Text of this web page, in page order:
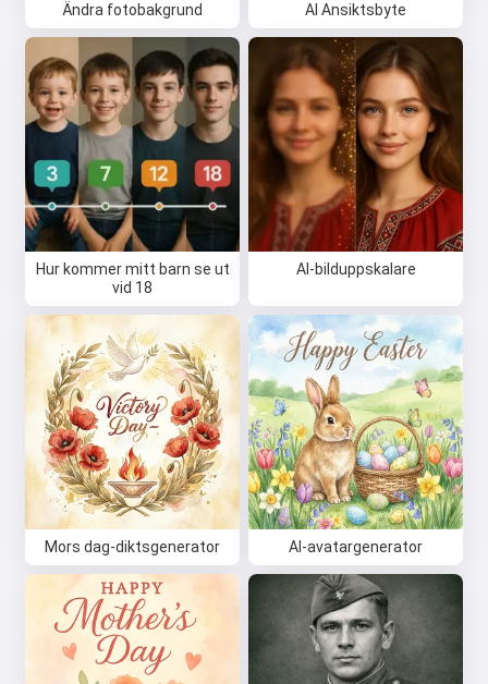
Ändra fotobakgrund AI Ansiktsbyte
Hur kommer mitt barn se ut
vid 18
AI-bilduppskalare
Mors dag-diktsgenerator AI-avatargenerator